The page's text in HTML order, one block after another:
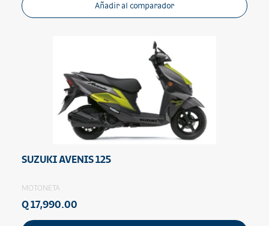
Añadir al comparador
SUZUKI AVENIS 125
MOTONETA
Q 17,990.00